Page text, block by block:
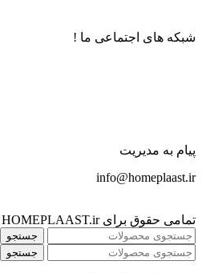
شبکه های اجتماعی ما !
پیام به مدیریت
info@homeplaast.ir
تمامی حقوق برای HOMEPLAAST.ir محفوظ است.
جستجو
جستجو